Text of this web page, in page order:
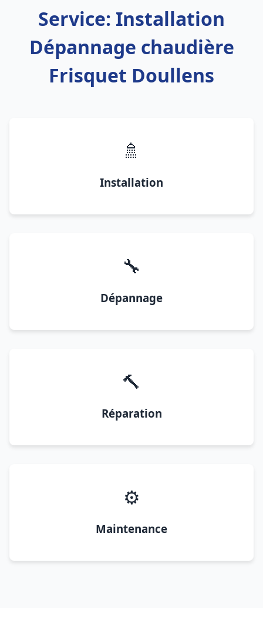
Service: Installation
Dépannage chaudière
Frisquet Doullens
🚿
Installation
🔧
Dépannage
🔨
Réparation
⚙️
Maintenance